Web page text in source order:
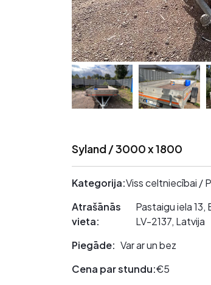
Syland / 3000 x 1800
Kategorija:Viss celtniecībai /
Atrašānās
vieta:
Pastaigu iela
LV-2137, Latvija
Piegāde: Var ar un bez
Cena par stundu:€5